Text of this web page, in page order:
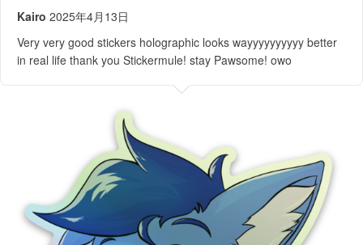
Kairo 2025年4月13日
Very very good stickers holographic looks wayyyyyyyyyy better
in real life thank you Stickermule! stay Pawsome! owo